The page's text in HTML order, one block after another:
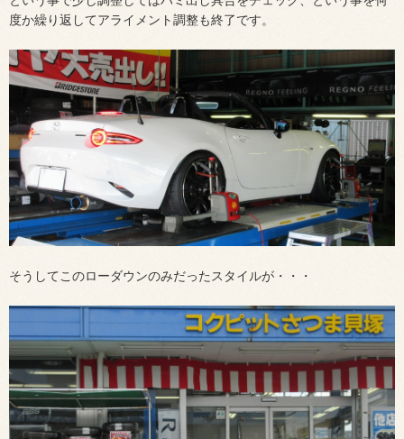
度か繰り返してアライメント調整も終了です。
そうしてこのローダウンのみだったスタイルが・・・